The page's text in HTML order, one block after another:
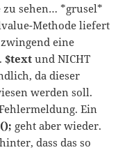
zu sehen… *grusel*
Methode liefert
eine
$text und NICHT
da dieser
werden soll.
Ein
geht aber wieder.
dass das so